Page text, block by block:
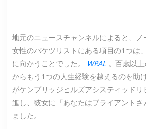
地元のニュースチャンネルによると、
女性のバケツリストにある項目の1つは
に向かうことでした。
WRAL 。百歳以
からもう1つの人生経験を越えるのを助
がケンブリッジヒルズアシスティッド
進し、彼女に「あなたはブライアント
ました。